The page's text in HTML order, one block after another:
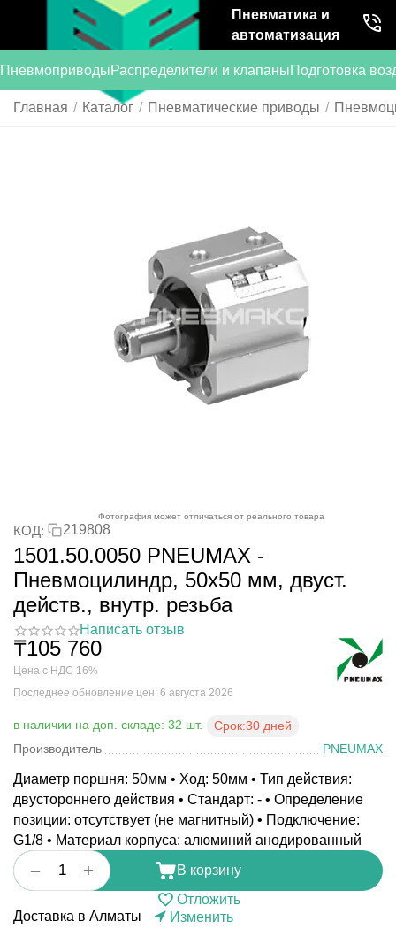
Пневматика и
автоматизация
ПневмоприводыРаспределители и клапаныПодготовка
Главная / Каталог / Пневматические приводы /
Фотография может отличаться от реального товара
КОД: 219808
1501.50.0050 PNEUMAX -
Пневмоцилиндр, 50x50 мм, двуст.
действ., внутр. резьба
Написать отзыв
₸105 760
Цена с НДС 16%
Последнее обновление цен: 6 августа 2026
в наличии на доп. складе: 32 шт. Срок:30 дней
Производитель
PNEUMAX
Диаметр поршня: 50мм • Ход: 50мм • Тип действия:
двустороннего действия • Стандарт: - • Определение
позиции: отсутствует (не магнитный) • Подключение:
G1/8 • Материал корпуса: алюминий анодированный
+
−
В корзину
Отложить
Доставка в Алматы
Изменить